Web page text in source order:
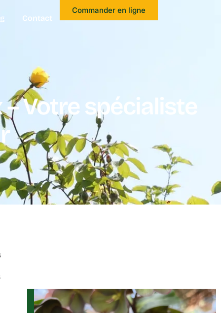
Contact
Commander en ligne
– Votre spécialiste